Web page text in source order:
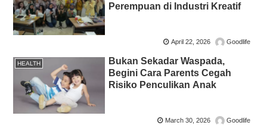
Perempuan di Industri Kreatif
April 22, 2026 Goodlife
HEALTH
Bukan Sekadar Waspada,
Begini Cara Parents Cegah
Risiko Penculikan Anak
March 30, 2026 Goodlife